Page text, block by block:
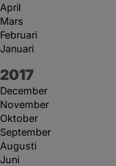
April
Mars
Februari
Januari
År:
2017
December
November
Oktober
September
Augusti
Juni